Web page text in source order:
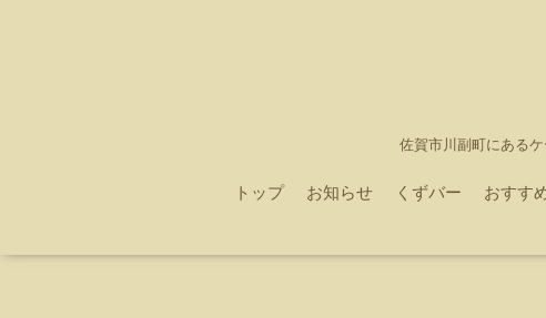
佐賀市川副町にある
トップ お知らせ くずバー おすす